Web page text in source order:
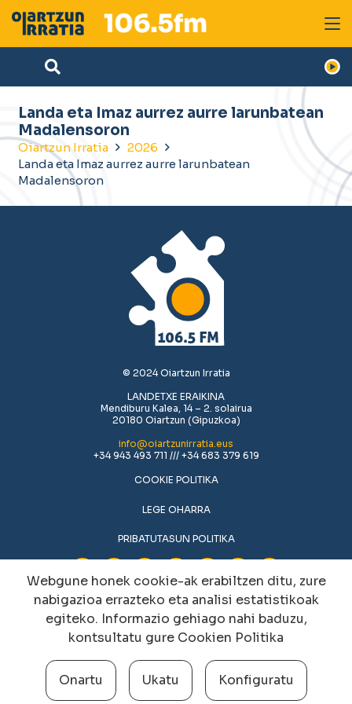
Landa eta Imaz aurrez aurre larunbatean
Madalensoron
Oiartzun Irratia
2026
Landa eta Imaz aurrez aurre larunbatean
Madalensoron
© 2024 Oiartzun Irratia
LANDETXE ERAIKINA
Mendiburu Kalea, 14 – 2. solairua
20180 Oiartzun (Gipuzkoa)
info@oiartzunirratia.eus
+34 943 493 711 /// +34 683 379 619
COOKIE POLITIKA
LEGE OHARRA
PRIBATUTASUN POLITIKA
Cookien konfigurazioa aldatu
Webgune honek cookie-ak erabiltzen ditu, zure
nabigazioa errazteko eta analisi estatistikoak
egiteko. Informazio gehiago nahi baduzu,
kontsultatu gure Cookien Politika
Onartu Ukatu Konfiguratu